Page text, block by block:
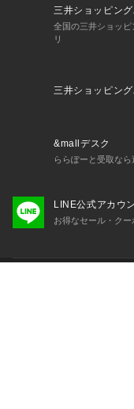
三井ショッピン
全国の三井ショッ
リ
三井ショッピン
&mallデスク
ららぽーと受取な
LINE公式アカウ
お得なセール・ク